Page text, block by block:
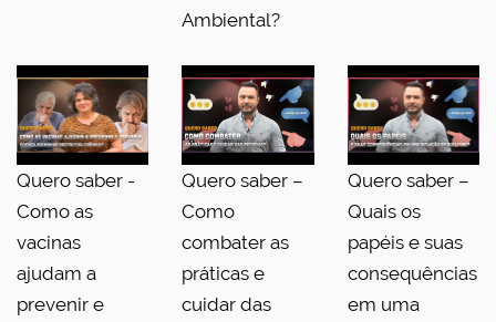
Ambiental?
Quero saber -
Como as
vacinas
ajudam a
prevenir e
Quero saber –
Como
combater as
práticas e
cuidar das
Quero saber –
Quais os
papéis e suas
consequências
em uma